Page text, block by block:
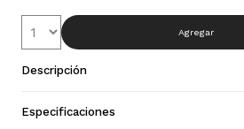
Agregar
Descripción
Especificaciones